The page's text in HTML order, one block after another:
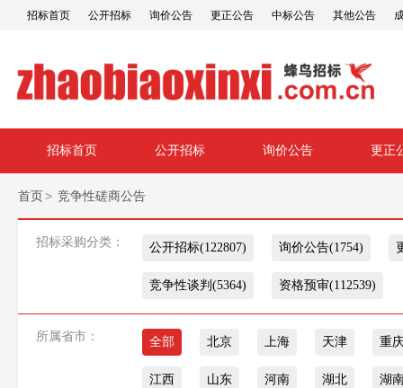
招标首页 公开招标 询价公告 更正公告 中标公告 其他公告
招标首页 公开招标 询价公告 更正
首页 > 竞争性磋商公告
招标采购分类： 公开招标(122807) 询价公告(1754)
竞争性谈判(5364) 资格预审(112539)
所属省市： 全部 北京 上海 天津 重
江西 山东 河南 湖北 湖